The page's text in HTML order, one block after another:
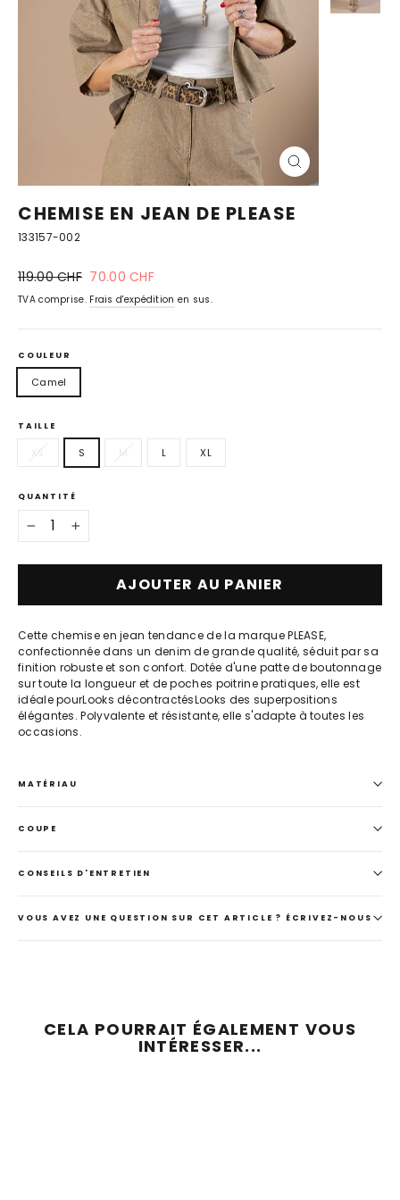
FERMER
(ESC)
CHEMISE EN JEAN DE PLEASE
133157-002
Prix
119.00 CHF prix
70.00 CHF
TVA comprise. Frais d'expédition en sus.
COULEUR
Camel
TAILLE
XS S M L XL
QUANTITÉ
+
AJOUTER AU PANIER
Cette chemise en jean tendance de la marque PLEASE,
confectionnée dans un denim de grande qualité, séduit par sa
finition robuste et son confort. Dotée d'une patte de boutonnage
sur toute la longueur et de poches poitrine pratiques, elle est
idéale pourLooks décontractésLooks des superpositions
élégantes. Polyvalente et résistante, elle s'adapte à toutes les
occasions.
MATÉRIAU
COUPE
CONSEILS D'ENTRETIEN
VOUS AVEZ UNE QUESTION SUR CET ARTICLE ? ÉCRIVEZ-NOUS
CELA POURRAIT ÉGALEMENT VOUS
INTÉRESSER...